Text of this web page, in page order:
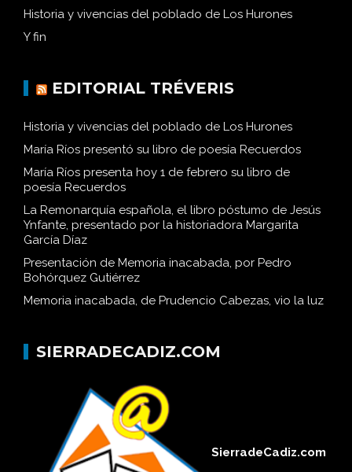
Historia y vivencias del poblado de Los Hurones
Y fin
EDITORIAL TRÉVERIS
Historia y vivencias del poblado de Los Hurones
María Ríos presentó su libro de poesía Recuerdos
María Ríos presenta hoy 1 de febrero su libro de
poesía Recuerdos
La Remonarquía española, el libro póstumo de Jesús
Ynfante, presentado por la historiadora Margarita
García Díaz
Presentación de Memoria inacabada, por Pedro
Bohórquez Gutiérrez
Memoria inacabada, de Prudencio Cabezas, vio la luz
SIERRADECADIZ.COM
SierradeCadiz.com